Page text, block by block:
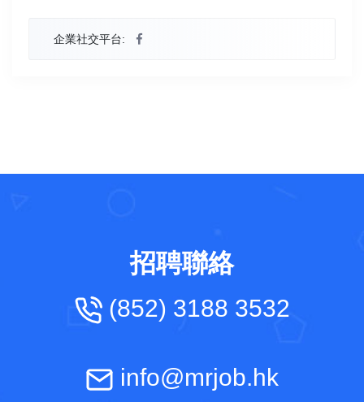
企業社交平台:
招聘聯絡
(852) 3188 3532
info@mrjob.hk